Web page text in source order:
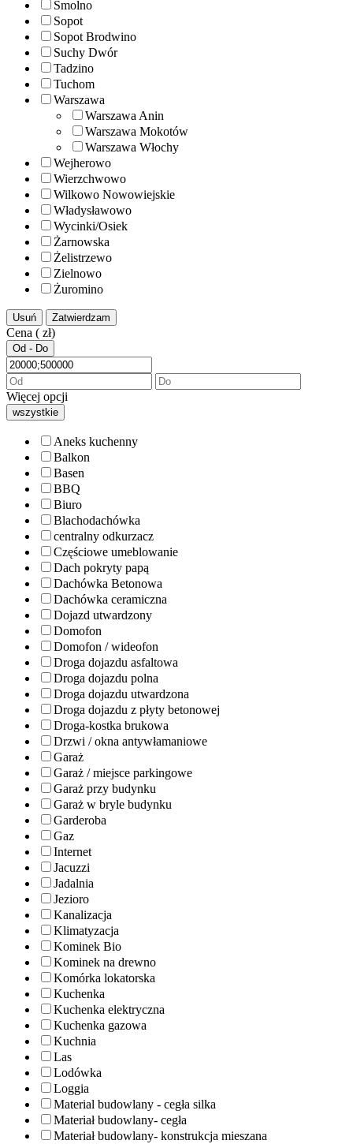
Smolno
Sopot
Sopot Brodwino
Suchy Dwór
Tadzino
Tuchom
Warszawa
Warszawa Anin
Warszawa Mokotów
Warszawa Włochy
Wejherowo
Wierzchwowo
Wilkowo Nowowiejskie
Władysławowo
Wycinki/Osiek
Żarnowska
Żelistrzewo
Zielnowo
Żuromino
Usuń Zatwierdzam
Cena ( zł)
Od - Do
Więcej opcji
wszystkie
Aneks kuchenny
Balkon
Basen
BBQ
Biuro
Blachodachówka
centralny odkurzacz
Częściowe umeblowanie
Dach pokryty papą
Dachówka Betonowa
Dachówka ceramiczna
Dojazd utwardzony
Domofon
Domofon / wideofon
Droga dojazdu asfaltowa
Droga dojazdu polna
Droga dojazdu utwardzona
Droga dojazdu z płyty betonowej
Droga-kostka brukowa
Drzwi / okna antywłamaniowe
Garaż
Garaż / miejsce parkingowe
Garaż przy budynku
Garaż w bryle budynku
Garderoba
Gaz
Internet
Jacuzzi
Jadalnia
Jezioro
Kanalizacja
Klimatyzacja
Kominek Bio
Kominek na drewno
Komórka lokatorska
Kuchenka
Kuchenka elektryczna
Kuchenka gazowa
Kuchnia
Las
Lodówka
Loggia
Material budowlany - cegła silka
Materiał budowlany- cegła
Materiał budowlany- konstrukcja mieszana